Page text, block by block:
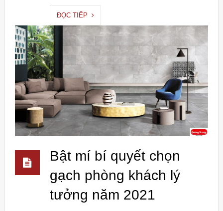
ĐỌC TIẾP
Bật mí bí quyết chọn
gạch phòng khách lý
tưởng năm 2021